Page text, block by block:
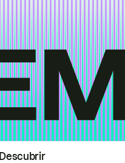
Descubrir